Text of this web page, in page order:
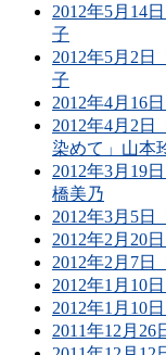
2012年5月14
子
2012年5月2
子
2012年4月16
2012年4月2
染めて」山本
2012年3月19
橋美乃
2012年3月5
2012年2月20
2012年2月7日
2012年1月10
2012年1月10
2011年12月